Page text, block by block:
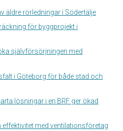
äldre rörledningar i Södertälje
för byggprojekt i
självförsörjningen med
i Göteborg för både stad och
lösningar i en BRF ger ökad
med ventilationsföretag